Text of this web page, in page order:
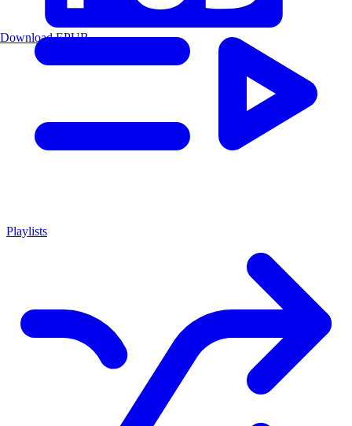
Playlists
Download EPUB